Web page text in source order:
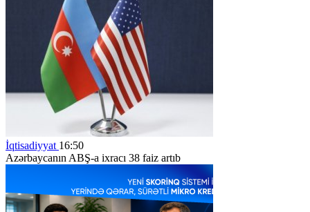
İqtisadiyyat 16:50
Azərbaycanın ABŞ-a ixracı 38 faiz artıb